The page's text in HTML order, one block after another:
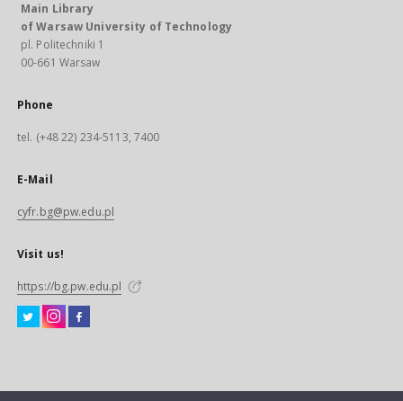
Main Library
of Warsaw University of Technology
pl. Politechniki 1
00-661 Warsaw
Phone
tel. (+48 22) 234-5113, 7400
E-Mail
cyfr.bg@pw.edu.pl
Visit us!
https://bg.pw.edu.pl